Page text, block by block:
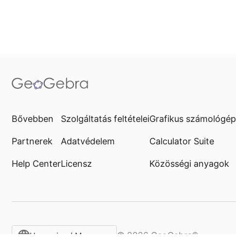
Bővebben
Partnerek
Help Center
Szolgáltatás feltételei
Adatvédelem
Licensz
Grafikus számológép
Calculator Suite
Közösségi anyagok